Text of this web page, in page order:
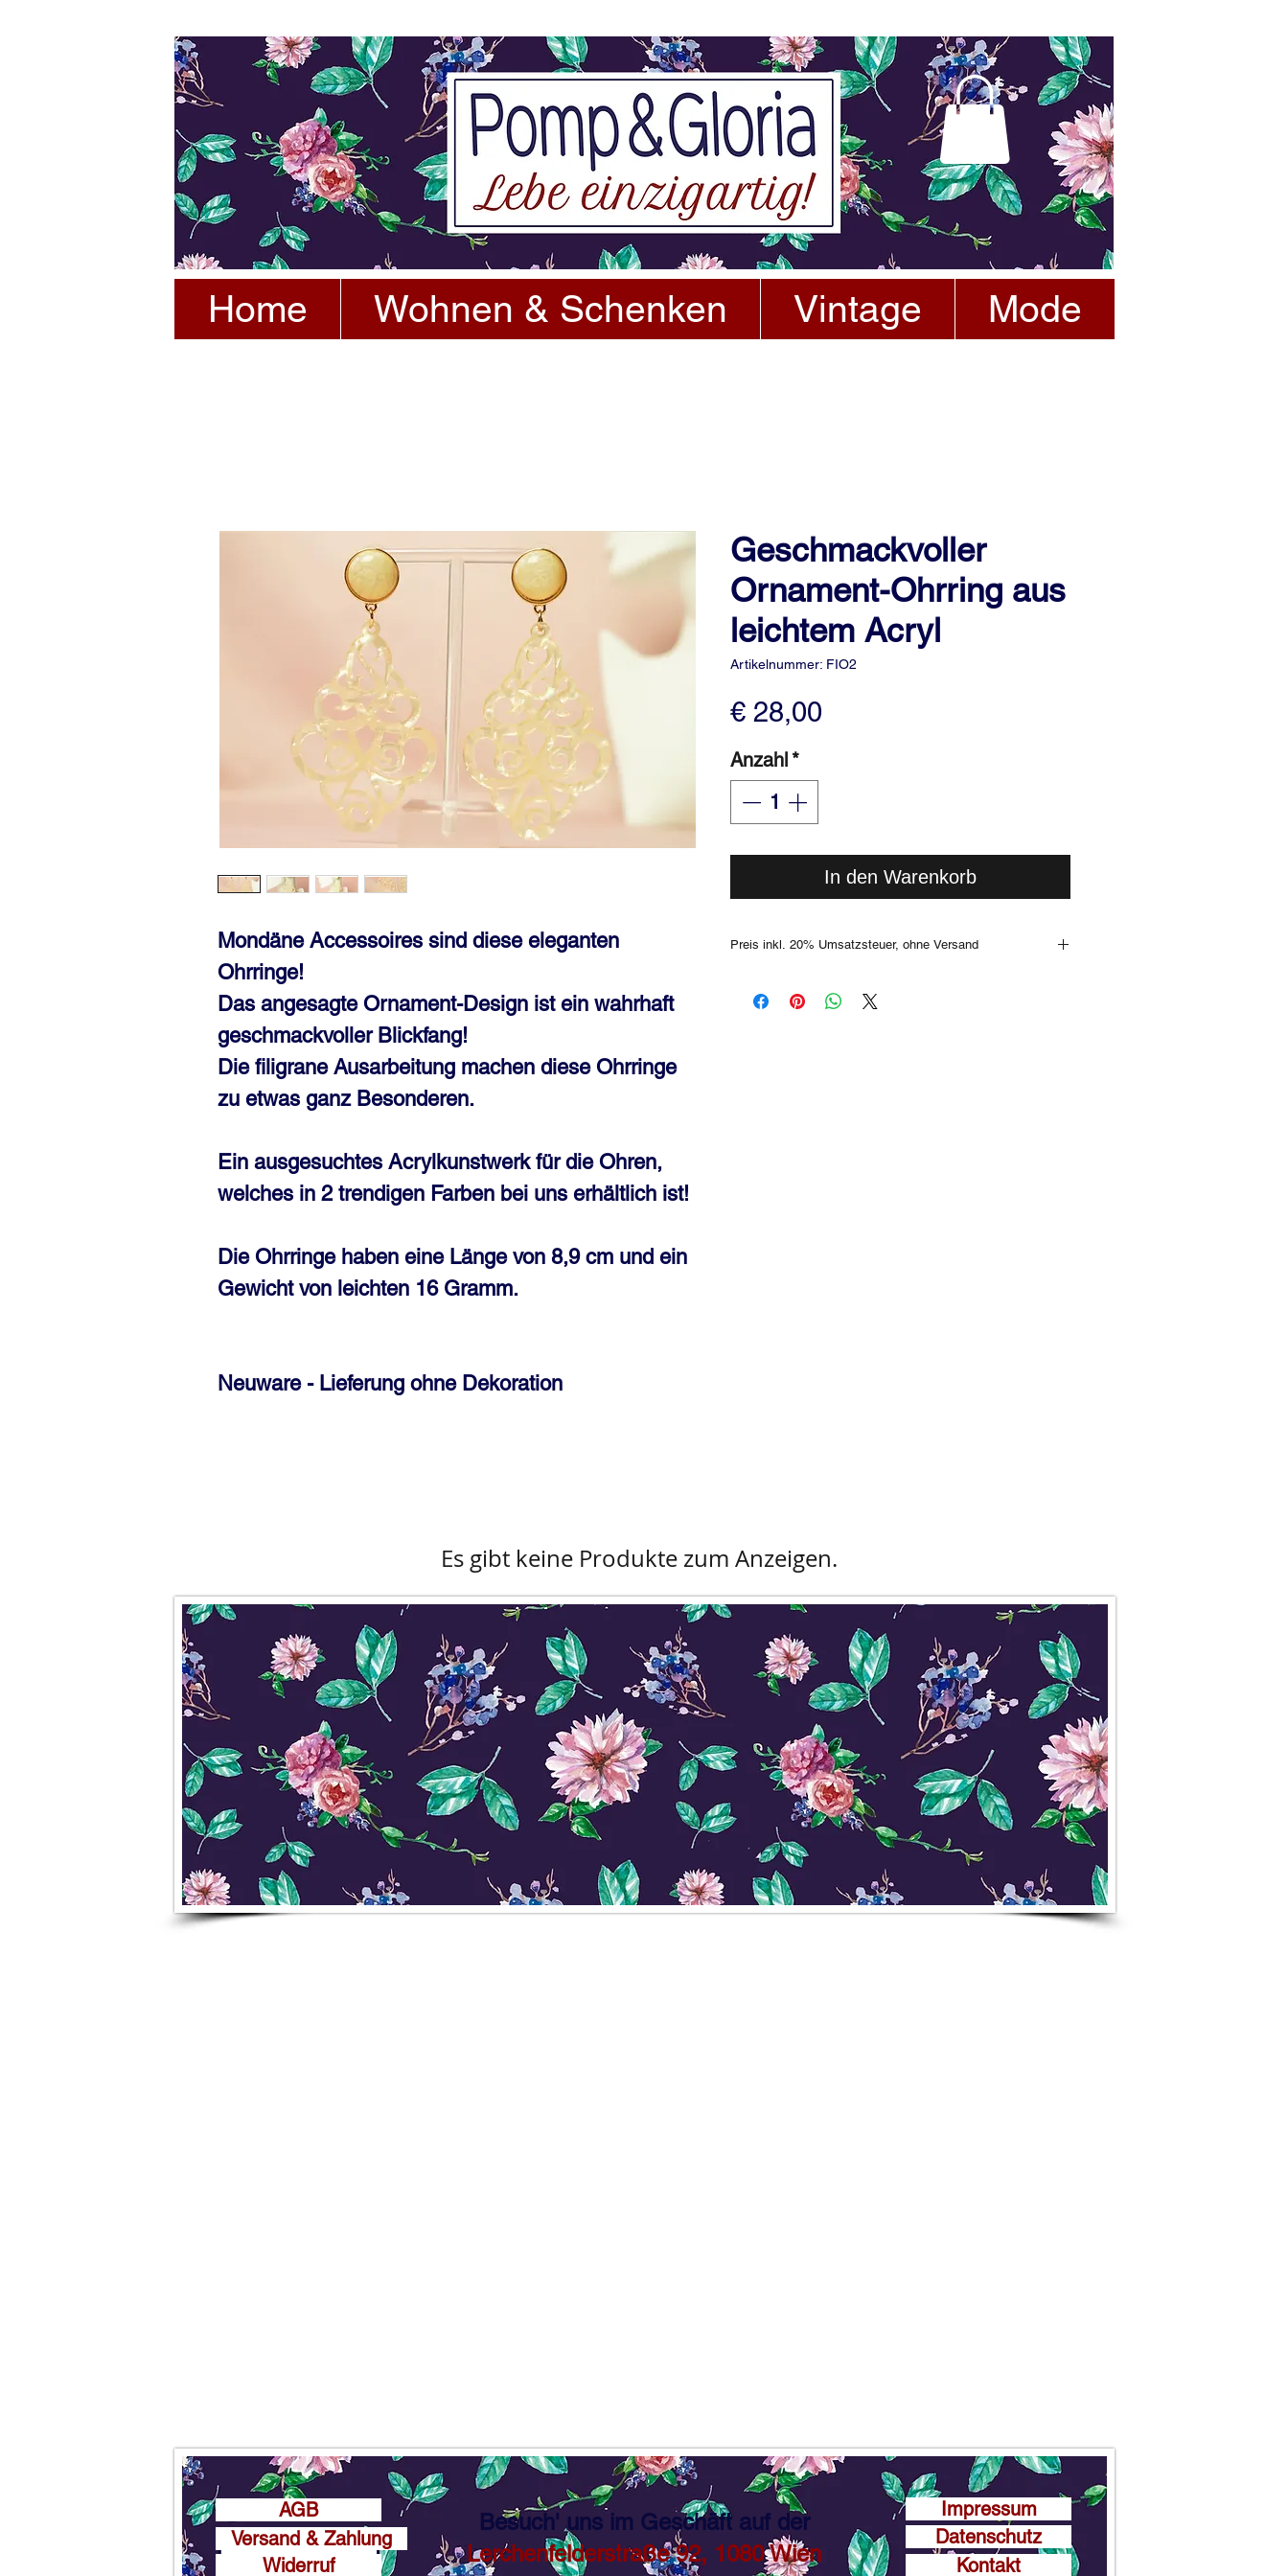
Home Wohnen & Schenken Vintage Mode
Mondäne Accessoires sind diese eleganten
Ohrringe!
Das angesagte Ornament-Design ist ein wahrhaft
geschmackvoller Blickfang!
Die filigrane Ausarbeitung machen diese Ohrringe
zu etwas ganz Besonderen.
Ein ausgesuchtes Acrylkunstwerk für die Ohren,
welches in 2 trendigen Farben bei uns erhältlich ist!
Die Ohrringe haben eine Länge von 8,9 cm und ein
Gewicht von leichten 16 Gramm.
Neuware - Lieferung ohne Dekoration
Geschmackvoller
Ornament-Ohrring aus
leichtem Acryl
Artikelnummer: FIO2
€ 28,00
Anzahl*
In den Warenkorb
Preis inkl. 20% Umsatzsteuer, ohne Versand
Dich versenden binnen 14 Tagen wieder retournieren. Alle
Es gibt keine Produkte zum Anzeigen.
Besuch' uns im Geschäft auf der
Lerchenfelderstraße 92, 1080 Wien
AGB
Versand & Zahlung
Widerruf
Datenschutz
Impressum
Kontakt